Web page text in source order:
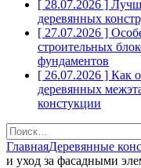
[ 28.07.2026 ]
деревянных
[ 27.07.2026 ]
строительных
фундаментов
[ 26.07.2026 ] Как
деревянных
констукции
Найти:
ГлавнаяДеревянные
и уход за фасадными